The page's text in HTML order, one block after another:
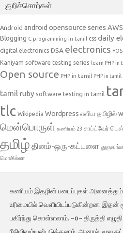
குறிச்சொற்கள்
Android android opensource series AWS
Blogging C programming in tamil css daily
digital electronics DSA electronics
Kaniyam software testing series learn PHP in
Open source PHP in tamil PHP in
tamil ruby software testing in tamil
tlc Wikipedia Wordpress எளிய தமிழில்
மென்பொருள் கணியம் 23 சாப்ட்வேர்
தமிழ் தினம்-ஒரு-கட்டளை
மொசில்லா
கணியம் இதழின் படைப்புகள் அனைத்தும்,
உரிமையில் வெளியிடப்படுகின்றன. இதன்
பகிர்ந்து கொள்ளலாம். ~o~ திருத்தி